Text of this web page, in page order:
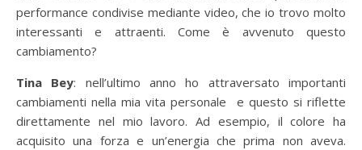
performance condivise mediante video, che io trovo molto
interessanti e attraenti. Come è avvenuto questo
cambiamento?
Tina Bey: nell’ultimo anno ho attraversato importanti
cambiamenti nella mia vita personale e questo si riflette
direttamente nel mio lavoro. Ad esempio, il colore ha
acquisito una forza e un’energia che prima non aveva.